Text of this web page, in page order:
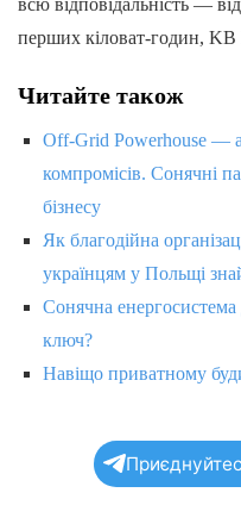
перших кіловат-годин,
Читайте також
Off-Grid Powerhouse —
компромісів. Сонячні
бізнесу
Як благодійна
українцям у Польщі
Сонячна
ключ?
Навіщо приватному